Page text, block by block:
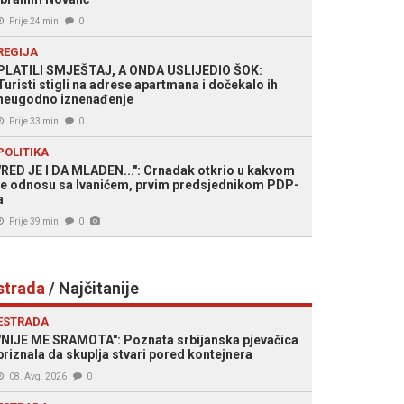
Prije 24 min 0
SMJEŠTAJ, A ONDA USLIJEDIO ŠOK:
stigli na adrese apartmana i dočekalo ih
iznenađenje
Prije 33 min 0
JE I DA MLADEN...": Crnadak otkrio u kakvom
odnosu sa Ivanićem, prvim predsjednikom PDP-
Prije 39 min 0
/ Najčitanije
ME SRAMOTA": Poznata srbijanska pjevačica
da skuplja stvari pored kontejnera
08. Avg. 2026 0